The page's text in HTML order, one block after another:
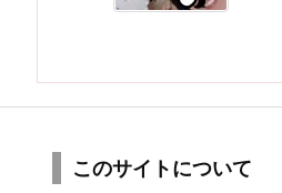
このサイトについて